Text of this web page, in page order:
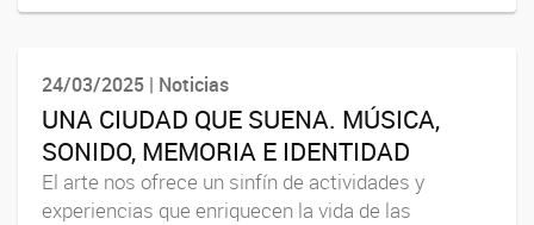
24/03/2025 | Noticias
UNA CIUDAD QUE SUENA. MÚSICA,
SONIDO, MEMORIA E IDENTIDAD
El arte nos ofrece un sinfín de actividades y
experiencias que enriquecen la vida de las